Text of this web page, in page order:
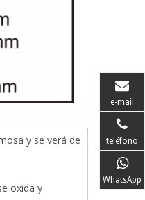
y se verá de
oxida y
e-mail
teléfono
WhatsApp